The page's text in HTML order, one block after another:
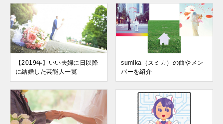
【2019年】いい夫婦に日以降
に結婚した芸能人一覧
sumika（スミカ）の曲やメン
バーを紹介